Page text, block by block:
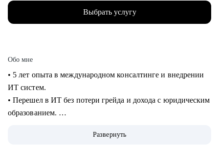
Выбрать услугу
Обо мне
• 5 лет опыта в международном консалтинге и внедрении
ИТ систем.
• Перешел в ИТ без потери грейда и дохода с юридическим
образованием.
должность руководителя проектов.
Развернуть